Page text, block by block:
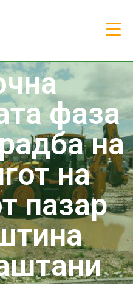
фаза
на
на
пазар